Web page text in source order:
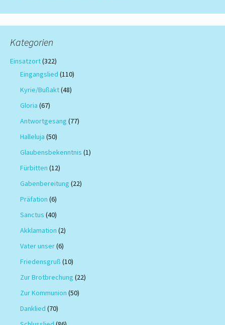
Kategorien
Einsatzort(322)
Eingangslied (110)
Kyrie/Bußakt(48)
Gloria (67)
Antwortgesang (77)
Halleluja (50)
Glaubensbekenntnis (1)
Fürbitten (12)
Gabenbereitung (22)
Präfation (6)
Sanctus (40)
Akklamation (2)
Vater unser(6)
Friedensgruß (10)
Zur Brotbrechung (22)
Zur Kommunion (50)
Danklied (70)